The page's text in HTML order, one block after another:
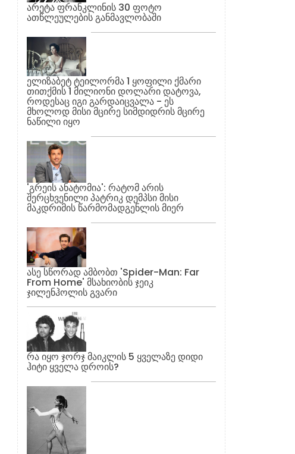
არეტა ფრანკლინის 30 ფოტო
ათწლეულების განმავლობაში
ელიზაბეტ ტეილორმა 1 ყოფილი ქმარი
თითქმის 1 მილიონი დოლარი დატოვა,
როდესაც იგი გარდაიცვალა - ეს
მხოლოდ მისი მცირე სიმდიდრის მცირე
ნაწილი იყო
'გრეის ანატომია': რატომ არის
შერცხვენილი პატრიკ დემპსი მისი
მაკდრიმის წარმომადგენლის მიერ
ასე სწორად ამბობთ 'Spider-Man: Far
From Home' მსახიობის ჯეიკ
ჯილენჰოლის გვარი
რა იყო ჯორჯ მაიკლის 5 ყველაზე დიდი
ჰიტი ყველა დროის?